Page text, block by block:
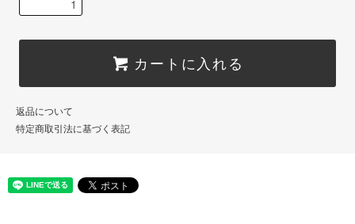
カートに入れる
返品について
特定商取引法に基づく表記